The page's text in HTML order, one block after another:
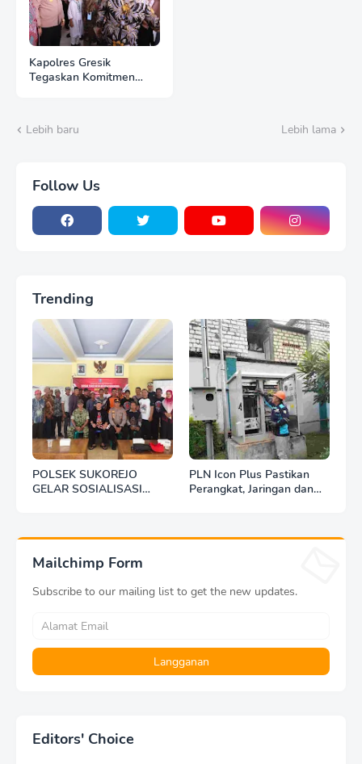
Kapolres Gresik
Tegaskan Komitmen
Lebih baru
Lebih lama
Follow Us
Trending
POLSEK SUKOREJO
GELAR SOSIALISASI
PLN Icon Plus Pastikan
Perangkat, Jaringan dan
Mailchimp Form
Subscribe to our mailing list to get the new updates.
Editors' Choice